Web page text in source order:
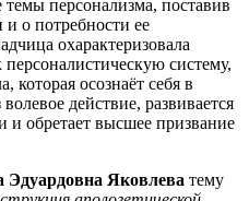
персонализма, поставив
о потребности ее
охарактеризовала
систему,
которая осознаёт себя в
действие, развивается
и обретает высшее призвание
Яковлева тему